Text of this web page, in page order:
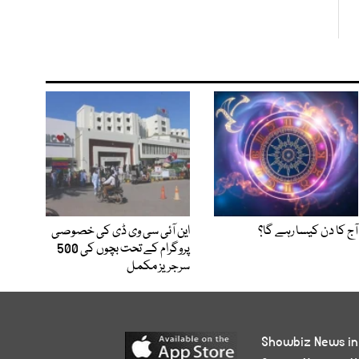
آج کا دن کیسا رہے گا؟
این آئی سی وی ڈی کی خصوصی
پروگرام کے تحت بچوں کی 500
سرجریز مکمل
Showbiz News